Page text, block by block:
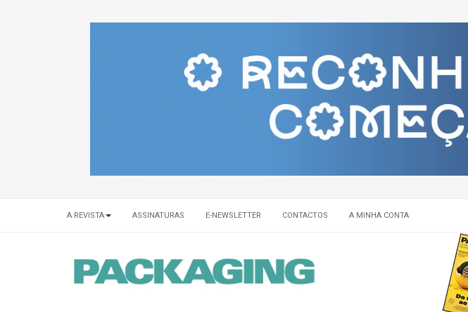
A REVISTA ASSINATURAS E-NEWSLETTER CONTACTOS A MINHA CONTA